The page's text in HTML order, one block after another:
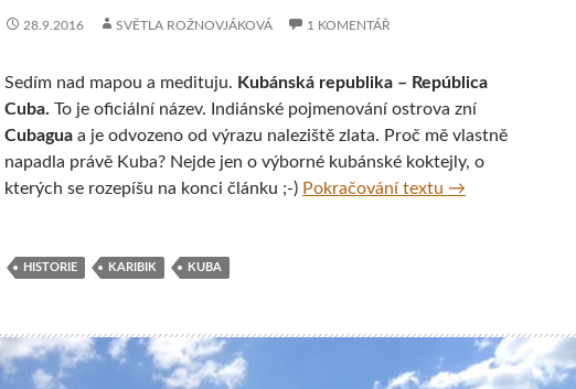
28.9.2016 SVĚTLA ROŽNOVJÁKOVÁ 1 KOMENTÁŘ
Sedím nad mapou a medituju. Kubánská republika – República
Cuba. To je oficiální název. Indiánské pojmenování ostrova zní
Cubagua a je odvozeno od výrazu naleziště zlata. Proč mě vlastně
napadla právě Kuba? Nejde jen o výborné kubánské koktejly, o
kterých se rozepíšu na konci článku ;-) Pokračování textu Moje cesta
→
HISTORIE KARIBIK KUBA